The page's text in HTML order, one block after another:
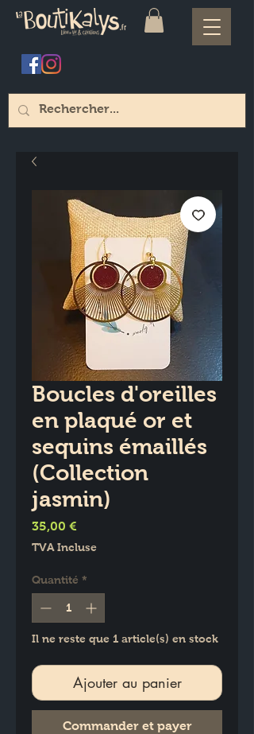
Boucles d'oreilles
en plaqué or et
sequins émaillés
(Collection
jasmin)
35,00 €
TVA Incluse
Quantité *
Il ne reste que 1 article(s) en stock
Ajouter au panier
Commander et payer